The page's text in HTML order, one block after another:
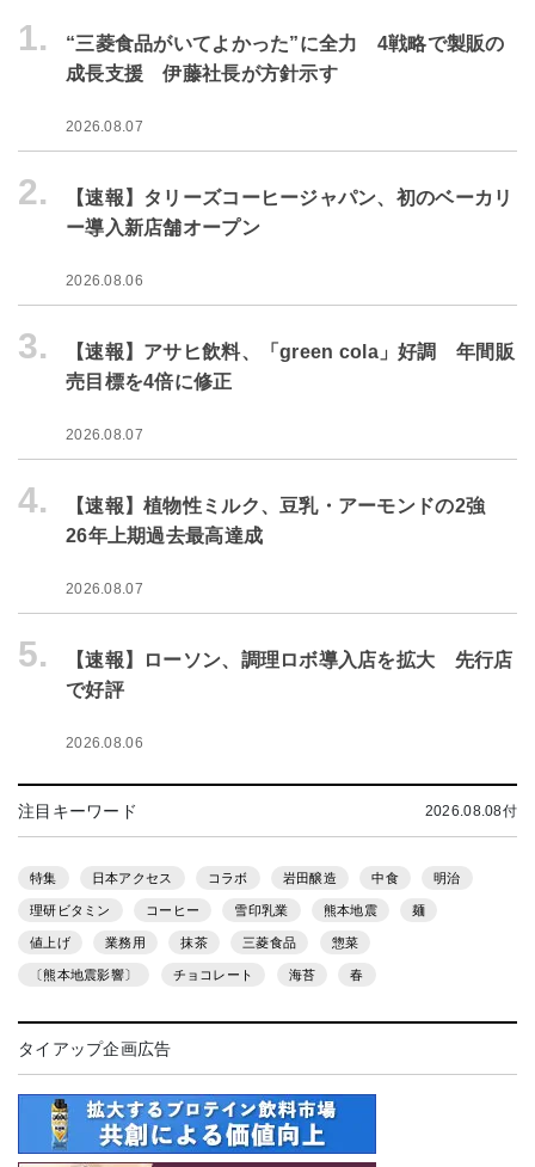
1.
“三菱食品がいてよかった”に全力 4戦略で製販の
成長支援 伊藤社長が方針示す
2026.08.07
2.
【速報】タリーズコーヒージャパン、初のベーカリ
ー導入新店舗オープン
2026.08.06
3.
【速報】アサヒ飲料、「green cola」好調 年間販
売目標を4倍に修正
2026.08.07
4.
【速報】植物性ミルク、豆乳・アーモンドの2強
26年上期過去最高達成
2026.08.07
5.
【速報】ローソン、調理ロボ導入店を拡大 先行店
で好評
2026.08.06
注目キーワード 2026.08.08付
特集 日本アクセス コラボ 岩田醸造 中食 明治
理研ビタミン コーヒー 雪印乳業 熊本地震 麺
値上げ 業務用 抹茶 三菱食品 惣菜
〔熊本地震影響〕 チョコレート 海苔 春
タイアップ企画広告